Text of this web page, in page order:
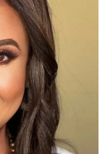
مطبخ سيدتي
مقالات الرأي
عروس سيدتي